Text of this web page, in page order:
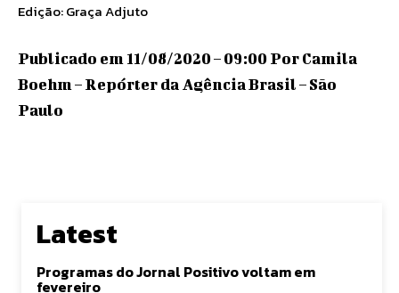
Edição: Graça Adjuto
Publicado em 11/08/2020 – 09:00 Por Camila
Boehm – Repórter da Agência Brasil – São
Paulo
Latest
Programas do Jornal Positivo voltam em
fevereiro